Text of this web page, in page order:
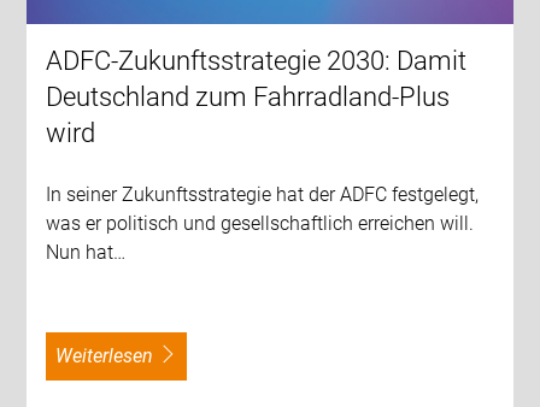
ADFC-Zukunftsstrategie 2030: Damit
Deutschland zum Fahrradland-Plus
wird
In seiner Zukunftsstrategie hat der ADFC festgelegt,
was er politisch und gesellschaftlich erreichen will.
Nun hat…
weiterlesen